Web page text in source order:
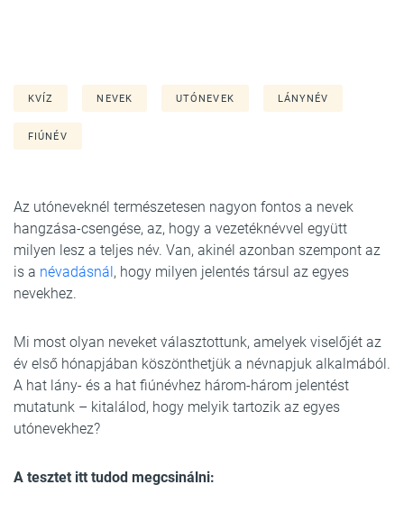
KVÍZ NEVEK UTÓNEVEK LÁNYNÉV
FIÚNÉV
Az utóneveknél természetesen nagyon fontos a nevek
hangzása-csengése, az, hogy a vezetéknévvel együtt
milyen lesz a teljes név. Van, akinél azonban szempont az
is a névadásnál, hogy milyen jelentés társul az egyes
nevekhez.
Mi most olyan neveket választottunk, amelyek viselőjét az
év első hónapjában köszönthetjük a névnapjuk alkalmából.
A hat lány- és a hat fiúnévhez három-három jelentést
mutatunk – kitalálod, hogy melyik tartozik az egyes
utónevekhez?
A tesztet itt tudod megcsinálni: